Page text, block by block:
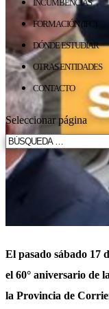
INCUMBENCIAS
FORMACIÓN (IFC)
DÓNDE ESTUDIAR
OTRAS ENTIDADES
CONTACTO
Seleccionar página
El pasado sábado 17
el 60° aniversario de
la Provincia de